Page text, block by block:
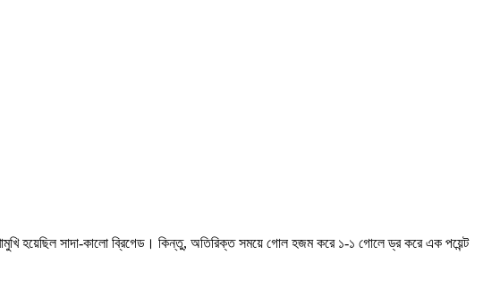
হয়েছিল সাদা-কালো ব্রিগেড। কিন্তু, অতিরিক্ত সময়ে গোল হজম করে ১-১ গোলে ড্র করে এক পয়েন্ট